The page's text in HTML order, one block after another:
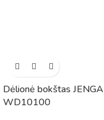
Dėlionė bokštas JENGA
WD10100